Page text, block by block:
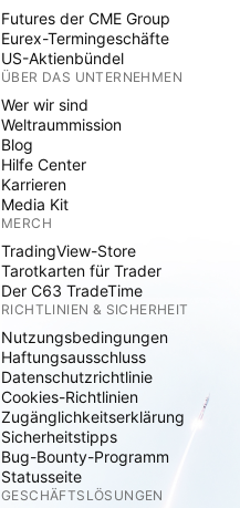
Futures der CME Group
Eurex-Termingeschäfte
US-Aktienbündel
ÜBER DAS UNTERNEHMEN
Wer wir sind
Weltraummission
Blog
Hilfe Center
Karrieren
Media Kit
MERCH
TradingView-Store
Tarotkarten für Trader
Der C63 TradeTime
RICHTLINIEN & SICHERHEIT
Nutzungsbedingungen
Haftungsausschluss
Datenschutzrichtlinie
Cookies-Richtlinien
Zugänglichkeitserklärung
Sicherheitstipps
Bug-Bounty-Programm
Statusseite
GESCHÄFTSLÖSUNGEN